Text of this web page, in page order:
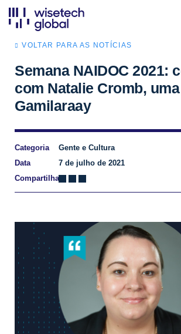
VOLTAR PARA AS NOTÍCIAS
Semana NAIDOC 2021:
com Natalie Cromb,
Gamilaraay
Categoria
Gente e Cultura
Data
7 de julho de 2021
Compartilhar